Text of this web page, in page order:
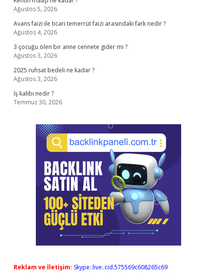
Ağustos 5, 2026
Avans faizi ile ticari temerrüt faizi arasındaki fark nedir ?
Ağustos 4, 2026
3 çocuğu ölen bir anne cennete gider mi ?
Ağustos 3, 2026
2025 ruhsat bedeli ne kadar ?
Ağustos 3, 2026
İş kalıbı nedir ?
Temmuz 30, 2026
Reklam ve İletişim: Skype: live:.cid.575569c608265c69